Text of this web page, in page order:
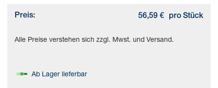
Preis: 56,59 € pro Stück
Alle Preise verstehen sich zzgl. Mwst. und Versand.
Ab Lager lieferbar